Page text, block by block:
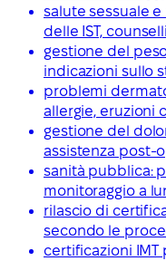
salute sessuale
delle IST,
gestione del
indicazioni sullo
problemi
allergie, eruzioni
gestione del
assistenza post-
sanità pubblica:
monitoraggio a
rilascio di
secondo le
certificazioni